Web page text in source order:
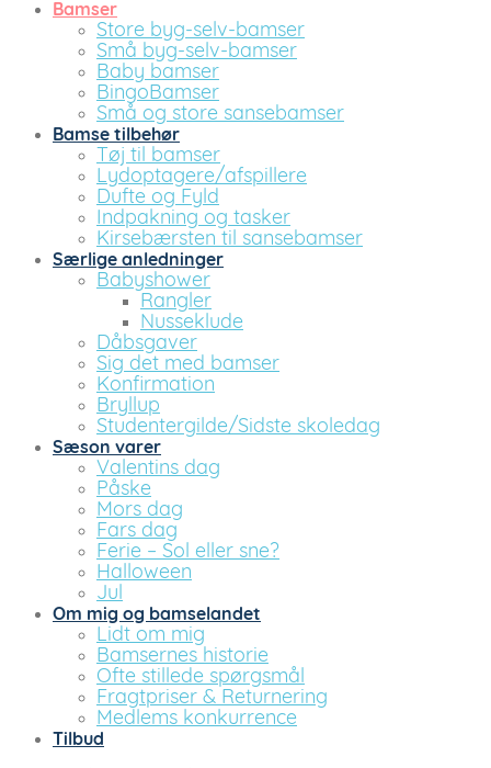
Bamser
Store byg-selv-bamser
Små byg-selv-bamser
Baby bamser
BingoBamser
Små og store sansebamser
Bamse tilbehør
Tøj til bamser
Lydoptagere/afspillere
Dufte og Fyld
Indpakning og tasker
Kirsebærsten til sansebamser
Særlige anledninger
Babyshower
Rangler
Nusseklude
Dåbsgaver
Sig det med bamser
Konfirmation
Bryllup
Studentergilde/Sidste skoledag
Sæson varer
Valentins dag
Påske
Mors dag
Fars dag
Ferie – Sol eller sne?
Halloween
Jul
Om mig og bamselandet
Lidt om mig
Bamsernes historie
Ofte stillede spørgsmål
Fragtpriser & Returnering
Medlems konkurrence
Tilbud